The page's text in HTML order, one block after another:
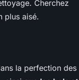
Cherchez
plus aisé.
la perfection des